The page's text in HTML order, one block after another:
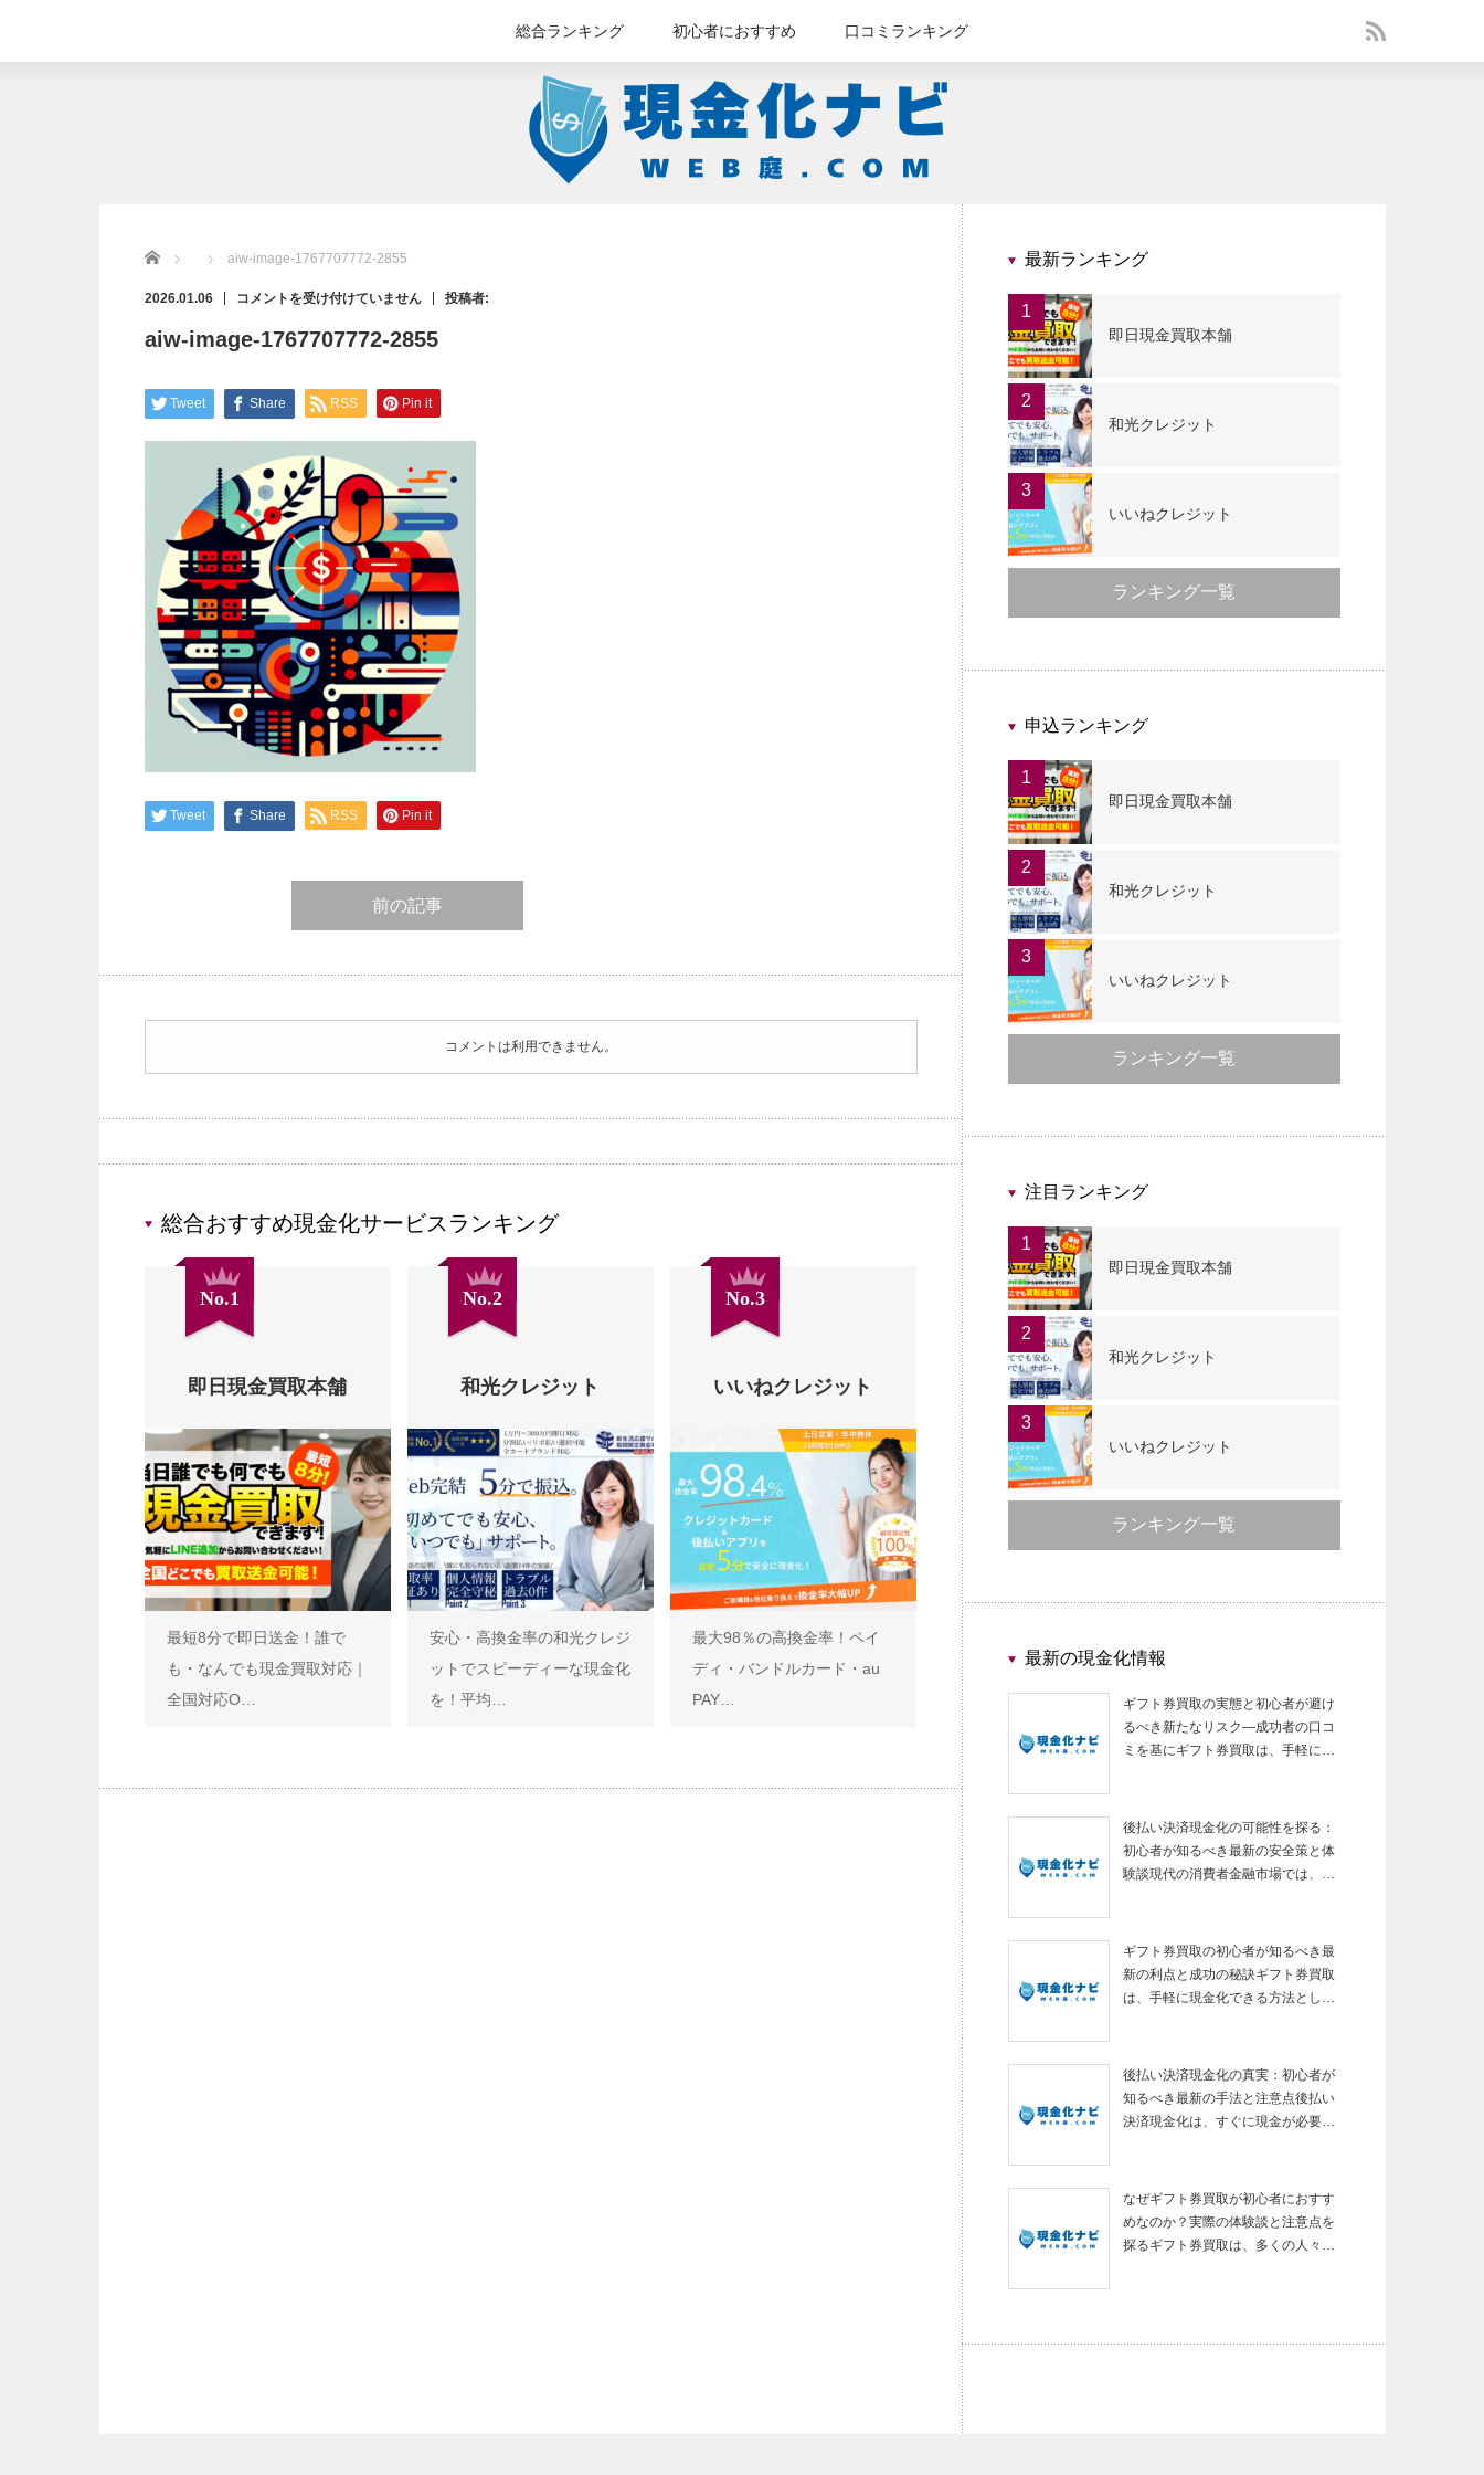
総合ランキング 初心者におすすめ 口コミランキング
Home aiw-image-1767707772-2855
2026.01.06
aiw-
2855
は
コメントを受け付けていません 投稿者:
aiw-image-1767707772-2855
Tweet Share RSS Pin it
Tweet Share RSS Pin it
前の記事
コメントは利用できません。
総合おすすめ現金化サービスランキング
No.1
即日現金買取本舗
最短8分で即日送金！誰で
も・なんでも現金買取対応｜
全国対応O…
No.2
和光クレジット
安心・高換金率の和光クレジ
ットでスピーディーな現金化
を！平均…
No.3
いいねクレジット
最大98％の高換金率！ペイ
ディ・バンドルカード・au
PAY…
最新ランキング
1
即日現金買取本舗
2
和光クレジット
3
いいねクレジット
ランキング一覧
申込ランキング
1
即日現金買取本舗
2
和光クレジット
3
いいねクレジット
ランキング一覧
注目ランキング
1
即日現金買取本舗
2
和光クレジット
3
いいねクレジット
ランキング一覧
最新の現金化情報
ギフト券買取の実態と初心者が避け
るべき新たなリスク—成功者の口コ
ミを基にギフト券買取は、手軽に…
後払い決済現金化の可能性を探る：
初心者が知るべき最新の安全策と体
験談現代の消費者金融市場では、…
ギフト券買取の初心者が知るべき最
新の利点と成功の秘訣ギフト券買取
は、手軽に現金化できる方法とし…
後払い決済現金化の真実：初心者が
知るべき最新の手法と注意点後払い
決済現金化は、すぐに現金が必要…
なぜギフト券買取が初心者におすす
めなのか？実際の体験談と注意点を
探るギフト券買取は、多くの人々…